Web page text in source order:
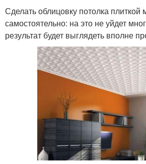
Сделать облицовку потолка плиткой
самостоятельно: на это не уйдет
результат будет выглядеть вполне